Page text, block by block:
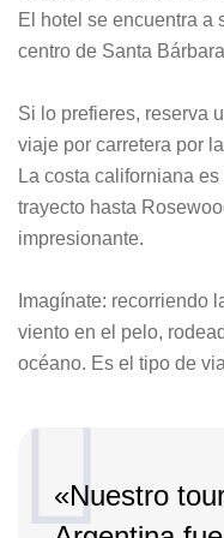
El hotel se encuentra a
centro de Santa
Si lo prefieres, reserva
viaje por carretera por
La costa californiana
trayecto hasta
impresionante.
Imagínate: recorriendo
viento en el pelo,
océano. Es el tipo de
«Nuestro